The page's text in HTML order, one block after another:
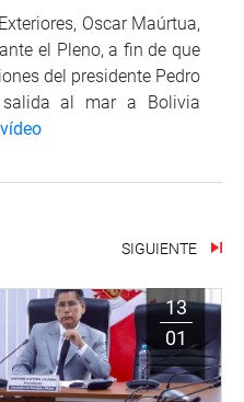
Oscar Maúrtua,
el Pleno, a fin de que
del presidente Pedro
al mar a Bolivia
SIGUIENTE
13
01